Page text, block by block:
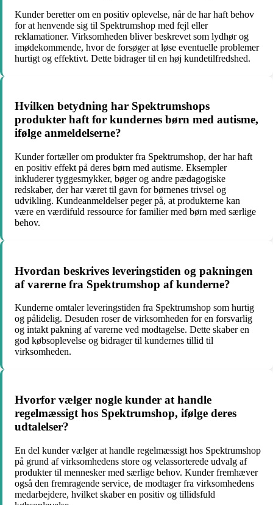
Kunder beretter om en positiv oplevelse, når de har haft behov
for at henvende sig til Spektrumshop med fejl eller
reklamationer. Virksomheden bliver beskrevet som lydhør og
imødekommende, hvor de forsøger at løse eventuelle problemer
hurtigt og effektivt. Dette bidrager til en høj kundetilfredshed.
Hvilken betydning har Spektrumshops
produkter haft for kundernes børn med autisme,
ifølge anmeldelserne?
Kunder fortæller om produkter fra Spektrumshop, der har haft
en positiv effekt på deres børn med autisme. Eksempler
inkluderer tyggesmykker, bøger og andre pædagogiske
redskaber, der har været til gavn for børnenes trivsel og
udvikling. Kundeanmeldelser peger på, at produkterne kan
være en værdifuld ressource for familier med børn med særlige
behov.
Hvordan beskrives leveringstiden og pakningen
af varerne fra Spektrumshop af kunderne?
Kunderne omtaler leveringstiden fra Spektrumshop som hurtig
og pålidelig. Desuden roser de virksomheden for en forsvarlig
og intakt pakning af varerne ved modtagelse. Dette skaber en
god købsoplevelse og bidrager til kundernes tillid til
virksomheden.
Hvorfor vælger nogle kunder at handle
regelmæssigt hos Spektrumshop, ifølge deres
udtalelser?
En del kunder vælger at handle regelmæssigt hos Spektrumshop
på grund af virksomhedens store og velassorterede udvalg af
produkter til mennesker med særlige behov. Kunder fremhæver
også den fremragende service, de modtager fra virksomhedens
medarbejdere, hvilket skaber en positiv og tillidsfuld